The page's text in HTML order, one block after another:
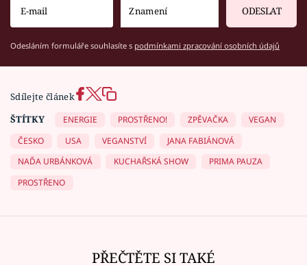
ODESLAT
Odesláním formuláře souhlasíte s podmínkami zpracování osobních údajů
Sdílejte článek
ŠTÍTKY
ENERGIE PROSTŘENO! ZPĚVAČKA
VEGAN
ČESKO
USA VEGANSTVÍ
JANA FABIÁNOVÁ
NAĎA URBÁNKOVÁ
KUCHAŘSKÁ SHOW
PRIMA PAUZA
PROSTŘENO
PŘEČTĚTE SI TAKÉ